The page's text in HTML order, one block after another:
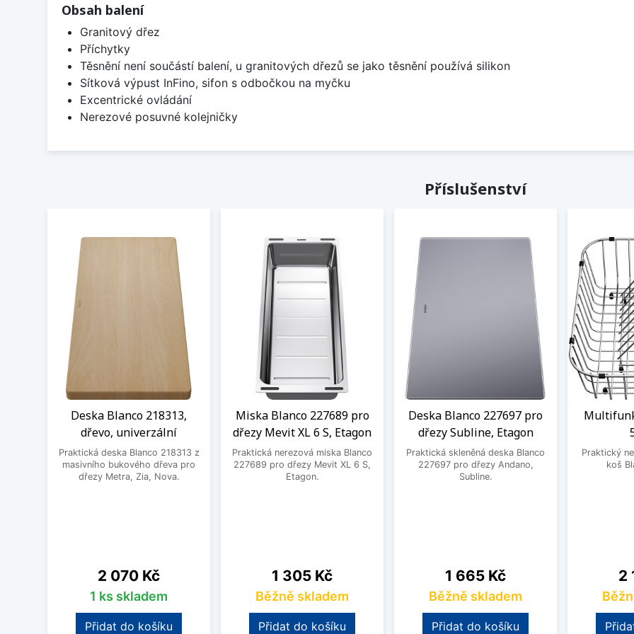
Obsah balení
Granitový dřez
Příchytky
Těsnění není součástí balení, u granitových dřezů se jako těsnění používá silikon
Sítková výpust InFino, sifon s odbočkou na myčku
Excentrické ovládání
Nerezové posuvné kolejničky
Příslušenství
Deska Blanco 218313,
dřevo, univerzální
Praktická deska Blanco 218313 z
masivního bukového dřeva pro
dřezy Metra, Zia, Nova.
Cena
2 070 Kč
1 ks skladem
Přidat do košíku
Miska Blanco 227689 pro
dřezy Mevit XL 6 S, Etagon
Praktická nerezová miska Blanco
227689 pro dřezy Mevit XL 6 S,
Etagon.
Cena
1 305 Kč
Běžně skladem
Přidat do košíku
Deska Blanco 227697 pro
dřezy Subline, Etagon
Praktická skleněná deska Blanco
227697 pro dřezy Andano,
Subline.
Cena
1 665 Kč
Běžně skladem
Přidat do košíku
Praktický
koš
2